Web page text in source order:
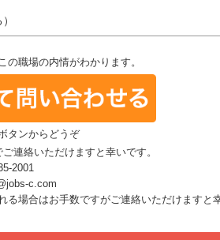
職場の内情がわかります。
タンからどうぞ
連絡いただけますと幸いです。
2001
c.com
場合はお手数ですがご連絡いただけますと